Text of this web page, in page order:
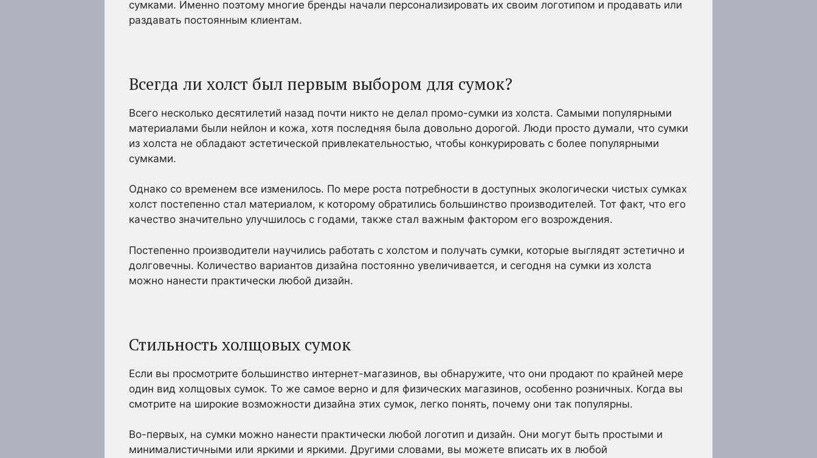
сумками. Именно поэтому многие бренды начали персонализировать их своим логотипом и продавать или
раздавать постоянным клиентам.
Всегда ли холст был первым выбором для сумок?
Всего несколько десятилетий назад почти никто не делал промо-сумки из холста. Самыми популярными
материалами были нейлон и кожа, хотя последняя была довольно дорогой. Люди просто думали, что сумки
из холста не обладают эстетической привлекательностью, чтобы конкурировать с более популярными
сумками.
Однако со временем все изменилось. По мере роста потребности в доступных экологически чистых сумках
холст постепенно стал материалом, к которому обратились большинство производителей. Тот факт, что его
качество значительно улучшилось с годами, также стал важным фактором его возрождения.
Постепенно производители научились работать с холстом и получать сумки, которые выглядят эстетично и
долговечны. Количество вариантов дизайна постоянно увеличивается, и сегодня на сумки из холста
можно нанести практически любой дизайн.
Стильность холщовых сумок
Если вы просмотрите большинство интернет-магазинов, вы обнаружите, что они продают по крайней мере
один вид холщовых сумок. То же самое верно и для физических магазинов, особенно розничных. Когда вы
смотрите на широкие возможности дизайна этих сумок, легко понять, почему они так популярны.
Во-первых, на сумки можно нанести практически любой логотип и дизайн. Они могут быть простыми и
минималистичными или яркими и яркими. Другими словами, вы можете вписать их в любой